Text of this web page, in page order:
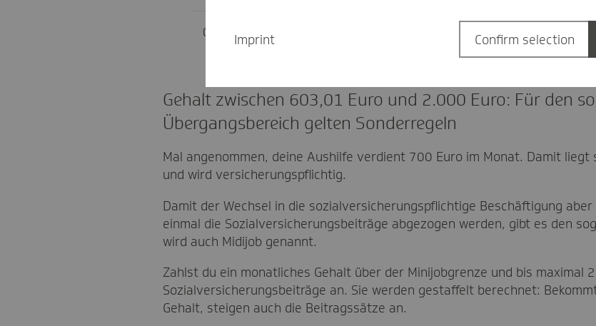
01.01. – 30.06.2021 9,50 Euro
Gehalt zwischen 603,01 Euro und 2.000 Euro: Für den
Übergangsbereich gelten Sonderregeln
Mal angenommen, deine Aushilfe verdient 700 Euro im Monat. Damit liegt
und wird versicherungspflichtig.
Damit der Wechsel in die sozialversicherungspflichtige Beschäftigung
einmal die Sozialversicherungsbeiträge abgezogen werden, gibt es den
wird auch Midijob genannt.
Zahlst du ein monatliches Gehalt über der Minijobgrenze und bis maximal
Sozialversicherungsbeiträge an. Sie werden gestaffelt berechnet:
Gehalt, steigen auch die Beitragssätze an.
Imprint Confirm selection